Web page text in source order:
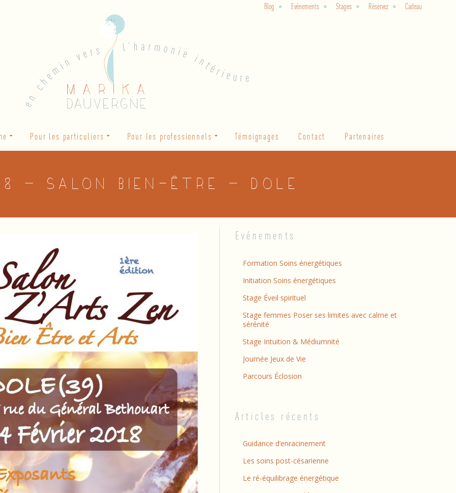
Blog Evénements Stages Réservez Cadeau
Pour les particuliers Pour les professionnels Témoignages Contact Partenaires
– Salon bien-être – Dole
Evénements
Formation Soins énergétiques
Initiation Soins énergétiques
Stage Éveil spirituel
Stage femmes Poser ses limites avec calme et
sérénité
Stage Intuition & Médiumnité
Journée Jeux de Vie
Parcours Éclosion
Articles récents
Guidance d’enracinement
Les soins post-césarienne
Le ré-équilibrage énergétique